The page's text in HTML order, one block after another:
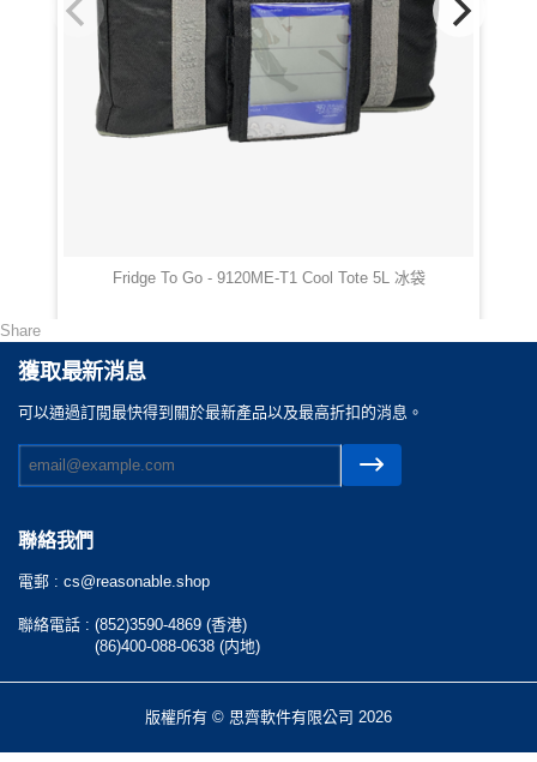
Fridge To Go - 9120ME-T1 Cool Tote 5L 冰袋
Share
獲取最新消息
可以通過訂閲最快得到關於最新產品以及最高折扣的消息。
聯絡我們
電郵 : cs@reasonable.shop
聯絡電話 : (852)3590-4869 (香港)
(86)400-088-0638 (内地)
版權所有 © 思齊軟件有限公司 2026